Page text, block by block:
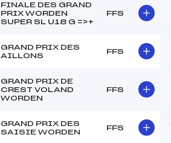
FINALE DES GRAND
PRIX WORDEN
SUPER SL U18 G =>+
FFS
GRAND PRIX DES
AILLONS
FFS
GRAND PRIX DE
CREST VOLAND
WORDEN
FFS
GRAND PRIX DES
SAISIE WORDEN
FFS